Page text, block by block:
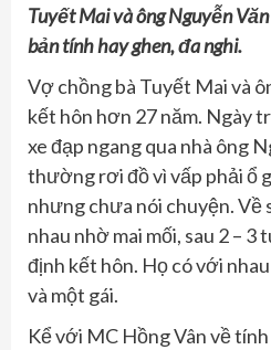
Tuyết Mai và ông Nguyễn
bản tính hay ghen, đa nghi.
Vợ chồng bà Tuyết Mai và
kết hôn hơn 27 năm. Ngày
xe đạp ngang qua nhà ông
thường rơi đồ vì vấp phải ổ
nhưng chưa nói chuyện. Về
nhau nhờ mai mối, sau 2 –
định kết hôn. Họ có với
và một gái.
Kể với MC Hồng Vân về